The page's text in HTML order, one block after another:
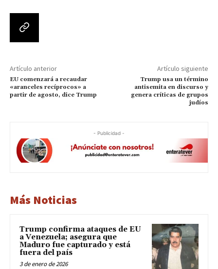
Artículo anterior
EU comenzará a recaudar
«aranceles recíprocos» a
partir de agosto, dice Trump
Artículo siguiente
Trump usa un término
antisemita en discurso y
genera críticas de grupos
judíos
- Publicidad -
Más Noticias
Trump confirma ataques de EU
a Venezuela; asegura que
Maduro fue capturado y está
fuera del país
3 de enero de 2026